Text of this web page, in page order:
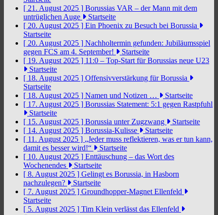
[ 21. August 2025 ] Borussias VAR – der Mann mit dem
untrüglichen Auge
Startseite
[ 20. August 2025 ] Ein Phoenix zu Besuch bei Borussia
Startseite
[ 20. August 2025 ] Nachholtermin gefunden: Jubiläumsspiel
gegen FCS am 4. September!
Startseite
[ 19. August 2025 ] 11:0 – Top-Start für Borussias neue U23
Startseite
[ 18. August 2025 ] Offensivverstärkung für Borussia
Startseite
[ 18. August 2025 ] Namen und Notizen …
Startseite
[ 17. August 2025 ] Borussias Statement: 5:1 gegen Rastpfuhl
Startseite
[ 15. August 2025 ] Borussia unter Zugzwang
Startseite
[ 14. August 2025 ] Borussia-Kulisse
Startseite
[ 11. August 2025 ] „Jeder muss reflektieren, was er tun kann,
damit es besser wird!“
Startseite
[ 10. August 2025 ] Enttäuschung – das Wort des
Wochenendes
Startseite
[ 8. August 2025 ] Gelingt es Borussia, in Hasborn
nachzulegen?
Startseite
[ 7. August 2025 ] Groundhopper-Magnet Ellenfeld
Startseite
[ 5. August 2025 ] Tim Klein verlässt das Ellenfeld